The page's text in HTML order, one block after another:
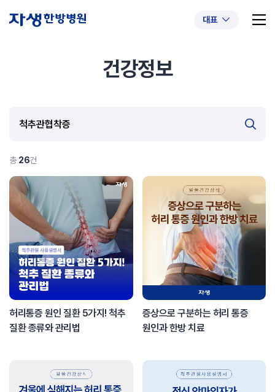
대표
건강정보
총 26건
허리통증 원인 질환 5가지! 척추
질환 종류와 관리법
증상으로 구분하는 허리 통증
원인과 한방 치료